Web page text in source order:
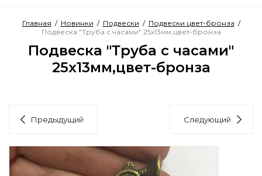
Главная / Новинки / Подвески / Подвески цвет-бронза /
Подвеска "Труба с часами" 25х13мм,цвет-бронза
Подвеска "Труба с часами"
25х13мм,цвет-бронза
Предыдущий Следующий